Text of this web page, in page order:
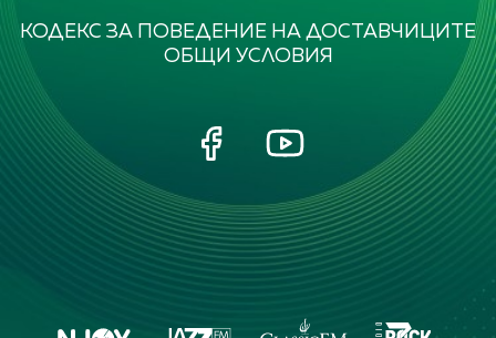
КОДЕКС ЗА ПОВЕДЕНИЕ НА ДОСТАВЧИЦИТЕ
ОБЩИ УСЛОВИЯ